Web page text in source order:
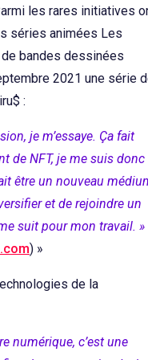
les rares initiatives
séries animées Les
bandes dessinées
2021 une série
:
je m’essaye. Ça fait
de NFT, je me suis donc
être un nouveau
et de rejoindre un
suit pour mon travail. »
) »
de la
numérique, c’est une